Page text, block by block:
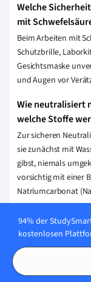
Welche
mit
Beim Arbeiten mit
Schutzbrille,
Gesichtsmaske
und Augen vor
Wie neutralisiert
welche Stoffe
Zur sicheren
sie zunächst mit
gibst, niemals
vorsichtig mit einer
Natriumcarbonat
94% der
kostenlosen